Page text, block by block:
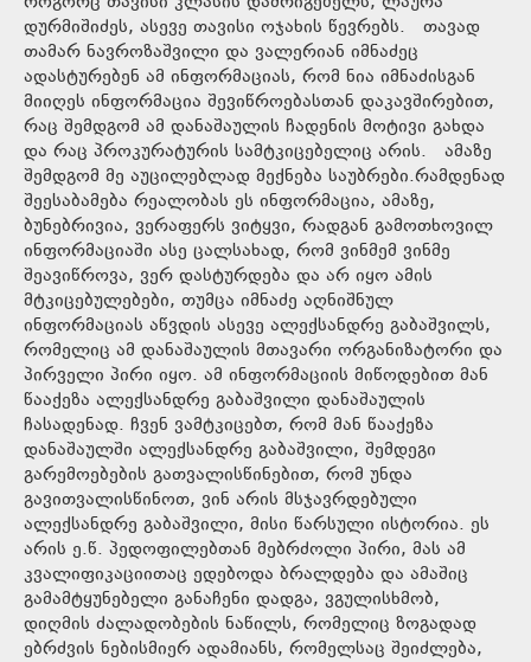
დურმიშიძეს, ასევე თავისი ოჯახის წევრებს. თავად
თამარ ნავროზაშვილი და ვალერიან იმნაძეც
ადასტურებენ ამ ინფორმაციას, რომ ნია იმნაძისგან
მიიღეს ინფორმაცია შევიწროებასთან დაკავშირებით,
რაც შემდგომ ამ დანაშაულის ჩადენის მოტივი გახდა
და რაც პროკურატურის სამტკიცებელიც არის. ამაზე
შემდგომ მე აუცილებლად მექნება საუბრები.რამდენად
შეესაბამება რეალობას ეს ინფორმაცია, ამაზე,
ბუნებრივია, ვერაფერს ვიტყვი, რადგან გამოთხოვილ
ინფორმაციაში ასე ცალსახად, რომ ვინმემ ვინმე
შეავიწროვა, ვერ დასტურდება და არ იყო ამის
მტკიცებულებები, თუმცა იმნაძე აღნიშნულ
ინფორმაციას აწვდის ასევე ალექსანდრე გაბაშვილს,
რომელიც ამ დანაშაულის მთავარი ორგანიზატორი და
პირველი პირი იყო. ამ ინფორმაციის მიწოდებით მან
წააქეზა ალექსანდრე გაბაშვილი დანაშაულის
ჩასადენად. ჩვენ ვამტკიცებთ, რომ მან წააქეზა
დანაშაულში ალექსანდრე გაბაშვილი, შემდეგი
გარემოებების გათვალისწინებით, რომ უნდა
გავითვალისწინოთ, ვინ არის მსჯავრდებული
ალექსანდრე გაბაშვილი, მისი წარსული ისტორია. ეს
არის ე.წ. პედოფილებთან მებრძოლი პირი, მას ამ
კვალიფიკაციითაც ედებოდა ბრალდება და ამაშიც
გამამტყუნებელი განაჩენი დადგა, ვგულისხმობ,
დიღმის ძალადობების ნაწილს, რომელიც ზოგადად
ებრძვის ნებისმიერ ადამიანს, რომელსაც შეიძლება,